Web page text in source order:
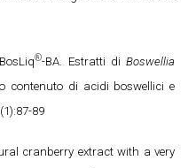
®-BA. Estratti diBoswellia
contenuto di acidi boswellici e
89
cranberry extract with a very